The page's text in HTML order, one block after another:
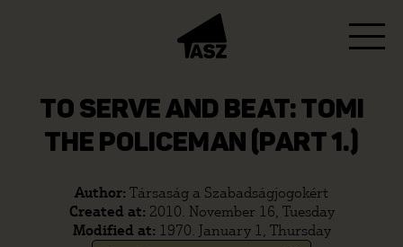
TO SERVE AND BEAT: TOMI
THE POLICEMAN (PART 1.)
Author: Társaság a Szabadságjogokért
Created at: 2010. November 16, Tuesday
Modified at: 1970. January 1, Thursday